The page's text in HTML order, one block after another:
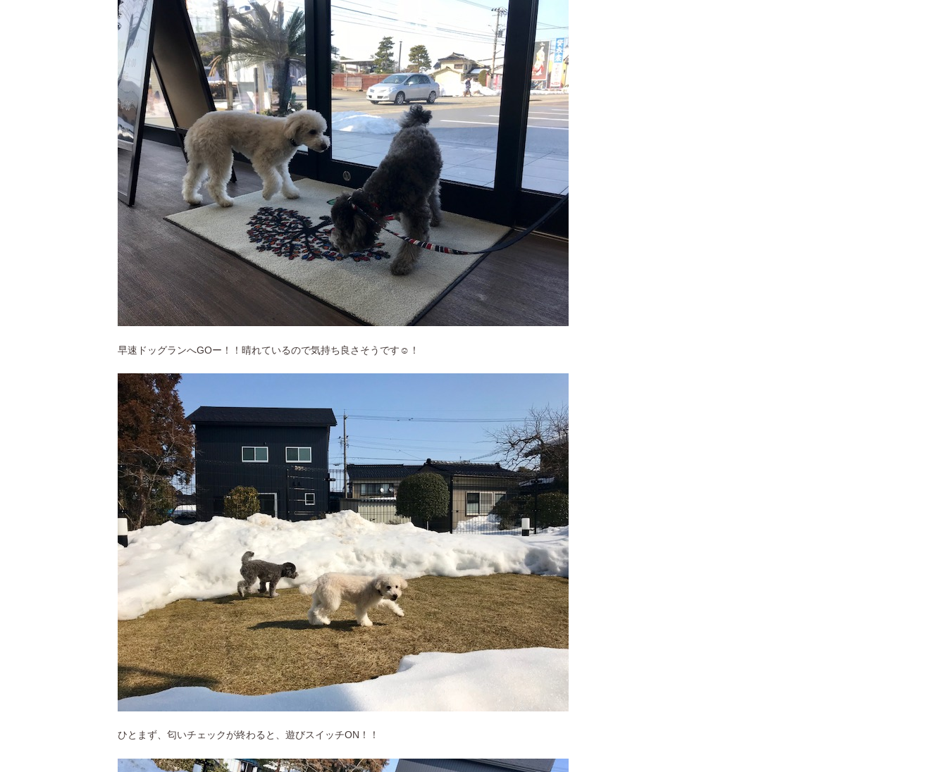
早速ドッグランへGOー！！晴れているので気持ち良さそうです☺︎！
ひとまず、匂いチェックが終わると、遊びスイッチON！！